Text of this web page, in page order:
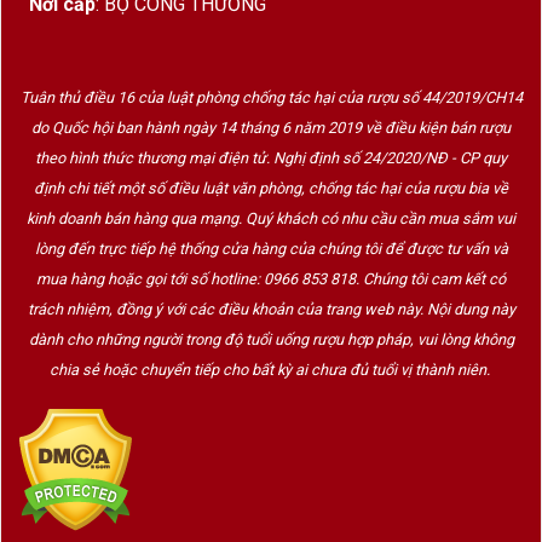
Santiago.
Dãy Andes ở phía Đông.
Dãy núi ven biển ở phía Tây.
Khí hậu Địa Trung Hải ôn hòa.
Nguồn nước băng tuyết tan quanh năm.
Sự kết hợp giữa nắng ấm ban ngày và nhiệt độ mát vào ban
đêm giúp trái nho chín hoàn hảo nhưng vẫn giữ được độ axit
tự nhiên, tạo nên những chairượu vang nhập khẩucó cấu
trúc cân bằng và hương vị tinh tế.
Lịch sử phát triển của Maipo Valley
Maipo Valley là một trong những vùng sản xuất
Chilelâu đời nhất.
Nơi cấp: BỘ CÔNG THƯƠNG
Tuân thủ điều 16 của luật phòng chống tác hại của rượu số 44/2019/CH14
do Quốc hội ban hành ngày 14 tháng 6 năm 2019 về điều kiện bán rượu
theo hình thức thương mại điện tử. Nghị định số 24/2020/NĐ - CP quy
định chi tiết một số điều luật văn phòng, chống tác hại của rượu bia về
kinh doanh bán hàng qua mạng. Quý khách có nhu cầu cần mua sắm vui
lòng đến trực tiếp hệ thống cửa hàng của chúng tôi để được tư vấn và
mua hàng hoặc gọi tới số hotline: 0966 853 818. Chúng tôi cam kết có
trách nhiệm, đồng ý với các điều khoản của trang web này. Nội dung này
dành cho những người trong độ tuổi uống rượu hợp pháp, vui lòng không
chia sẻ hoặc chuyển tiếp cho bất kỳ ai chưa đủ tuổi vị thành niên.